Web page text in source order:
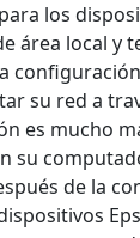
los
área local y
su red a
es mucho
su
de la